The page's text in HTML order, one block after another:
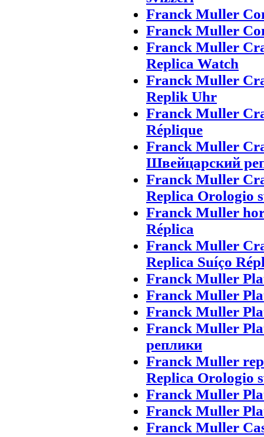
Franck Muller
Franck Muller
Franck Muller
Replica Watch
Franck Muller
Replik Uhr
Franck Muller
Réplique
Franck Muller
Швейцарский
Franck Muller
Replica Orologio
Franck Muller
Réplica
Franck Muller
Replica Suíço
Franck Muller
Franck Muller
Franck Muller
Franck Muller
реплики
Franck Muller
Replica Orologio
Franck Muller
Franck Muller
Franck Muller